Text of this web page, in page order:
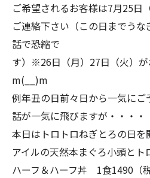
ご希望されるお客様は7月25日
ご連絡下さい（この日までう
話で恐縮で
す）※26日（月）27日（火）
m(__)m
例年丑の日前々日から一気にご
話が一気に飛びますが・・・・
本日はトロトロねぎとろの日を
アイルの天然本まぐろ小頭とト
ハーフ＆ハーフ丼 1食1490（